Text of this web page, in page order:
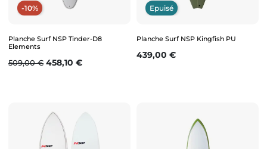
-10%
Planche Surf NSP Tinder-D8
Elements
Prix de base
509,00 € Prix
458,10 €
Epuisé
Planche Surf NSP Kingfish PU
Prix
439,00 €